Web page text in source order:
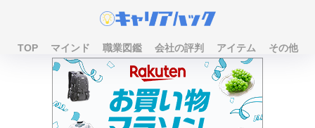
TOP マインド 職業図鑑 会社の評判 アイテム その他